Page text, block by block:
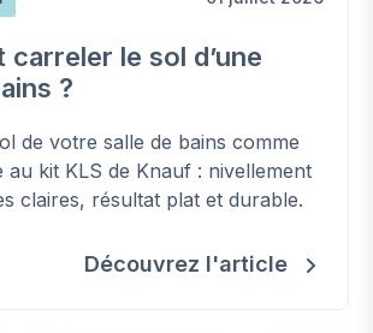
carreler le sol d’une
?
de votre salle de bains comme
kit KLS de Knauf : nivellement
claires, résultat plat et durable.
Découvrez l'article